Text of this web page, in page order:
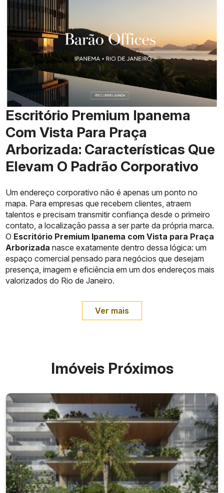
Escritório Premium Ipanema
Com Vista Para Praça
Arborizada: Características Que
Elevam O Padrão Corporativo
Um endereço corporativo não é apenas um ponto no
mapa. Para empresas que recebem clientes, atraem
talentos e precisam transmitir confiança desde o primeiro
contato, a localização passa a ser parte da própria marca.
O Escritório Premium Ipanema com Vista para Praça
Arborizada nasce exatamente dentro dessa lógica: um
espaço comercial pensado para negócios que desejam
presença, imagem e eficiência em um dos endereços mais
valorizados do Rio de Janeiro.
Ver mais
Imóveis Próximos